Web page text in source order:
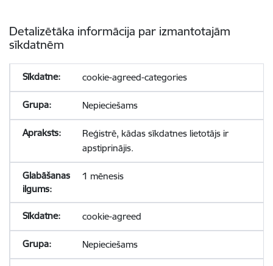
Detalizētāka informācija par izmantotajām
sīkdatnēm
cookie-agreed-categories
Nepieciešams
Reģistrē, kādas sīkdatnes lietotājs ir
apstiprinājis.
1 mēnesis
cookie-agreed
Nepieciešams